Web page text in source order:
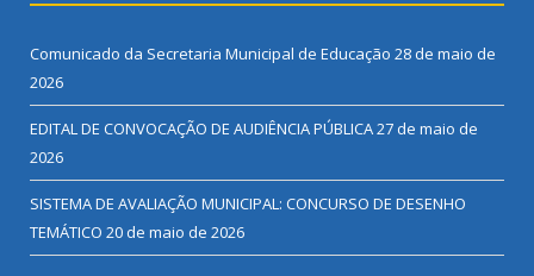
Comunicado da Secretaria Municipal de Educação 28 de maio de
2026
EDITAL DE CONVOCAÇÃO DE AUDIÊNCIA PÚBLICA27 de maio de
2026
SISTEMA DE AVALIAÇÃO MUNICIPAL: CONCURSO DE DESENHO
TEMÁTICO 20 de maio de 2026